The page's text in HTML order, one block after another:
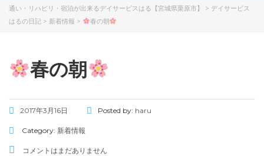
通い・リハビリ・宿泊が出来るデイサービスはる【宮城県栗原市】 > デイサービス
はるの日記 > 新着情報 > 春の朝
春の朝
2017年3月16日 Posted by: haru
Category: 新着情報
コメントはまだありません